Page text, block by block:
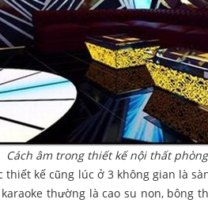
Cách âm trong thiết kế nội thất
kế cũng lúc ở 3 không gian là
thường là cao su non, bông